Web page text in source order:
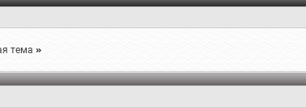
тема »